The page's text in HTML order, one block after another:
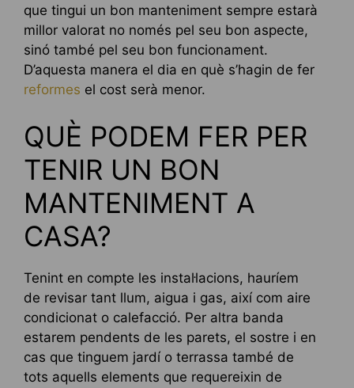
que tingui un bon manteniment sempre estarà
millor valorat no només pel seu bon aspecte,
sinó també pel seu bon funcionament.
D’aquesta manera el dia en què s’hagin de fer
reformes el cost serà menor.
QUÈ PODEM FER PER
TENIR UN BON
MANTENIMENT A
CASA?
Tenint en compte les instal·lacions, hauríem
de revisar tant llum, aigua i gas, així com aire
condicionat o calefacció. Per altra banda
estarem pendents de les parets, el sostre i en
cas que tinguem jardí o terrassa també de
tots aquells elements que requereixin de